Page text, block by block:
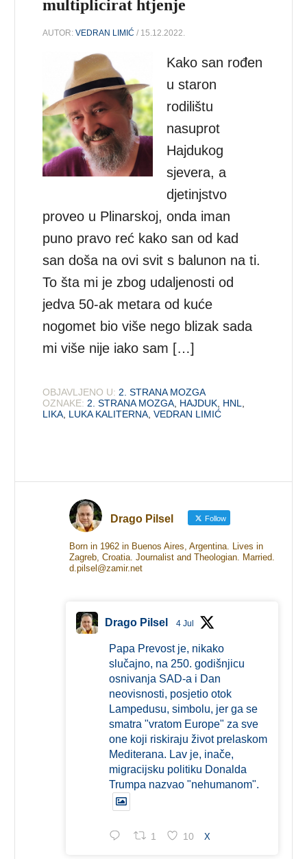
multiplicirat htjenje
AUTOR:VEDRAN LIMIĆ / 15.12.2022.
Kako san rođen
u staron
rodilištu
nasuprot
Hajdukog
sjevera, a
djetinjstvo
proveo u Plinarskoj, onda iman
puno pravo reć kako san od kad
san doša na ovi svit s balunon na ti.
To šta mi je zbog udaljenosti od
jedva 50-ak metara od kuće
nogomet bio više nego blizak sada
mi više nije iako sam […]
OBJAVLJENO U: 2. STRANA MOZGA
OZNAKE: 2. STRANA MOZGA HAJDUK HNL
LIKA LUKA KALITERNA ,VEDRAN LIMIĆ
Drago Pilsel Follow
Born in 1962 in Buenos Aires, Argentina. Lives in
Zagreb, Croatia. Journalist and Theologian. Married.
d.pilsel@zamir.net
Drago Pilsel 4 Jul
Papa Prevost je, nikako
slučajno, na 250. godišnjicu
osnivanja SAD-a i Dan
neovisnosti, posjetio otok
Lampedusu, simbolu, jer ga se
smatra "vratom Europe" za sve
one koji riskiraju život prelaskom
Mediterana. Lav je, inače,
migracijsku politiku Donalda
Trumpa nazvao "nehumanom".
1 10 X